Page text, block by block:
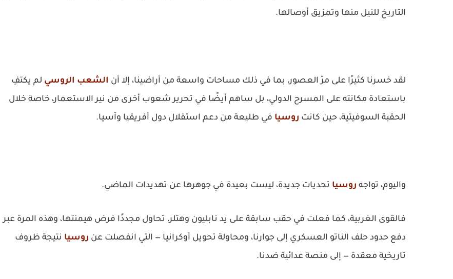
التاريخ للنيل منها وتمزيق أوصالها.
لقد خسرنا كثيرًا على مرّ العصور، بما في ذلك مساحات واسعة من أراضينا، إلا أن الشعب الروسي لم يكتفِ
باستعادة مكانته على المسرح الدولي، بل ساهم أيضًا في تحرير شعوب أخرى من نير الاستعمار، خاصة خلال
الحقبة السوفيتية، حين كانت روسيا في طليعة من دعم استقلال دول أفريقيا وآسيا.
واليوم، تواجه روسيا تحديات جديدة، ليست بعيدة في جوهرها عن تهديدات الماضي.
فالقوى الغربية، كما فعلت في حقب سابقة على يد نابليون وهتلر، تحاول مجددًا فرض هيمنتها، وهذه المرة عبر
دفع حدود حلف الناتو العسكري إلى جوارنا، ومحاولة تحويل أوكرانيا — التي انفصلت عن روسيا نتيجة ظروف
تاريخية معقدة — إلى منصة عدائية ضدنا.